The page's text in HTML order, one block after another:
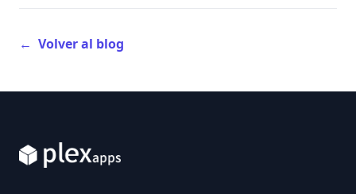
← Volver al blog